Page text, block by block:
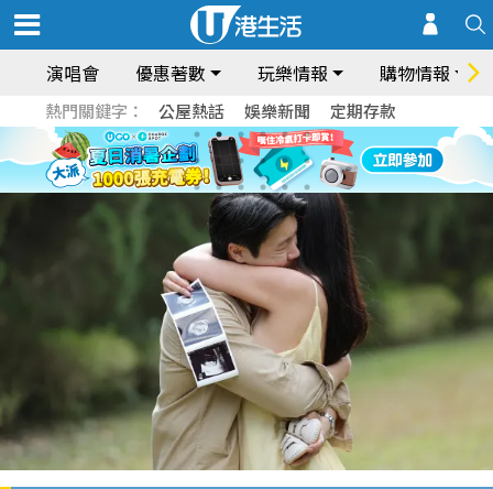
演唱會 優惠著數 玩樂情報 購物情報
熱門關鍵字： 公屋熱話 娛樂新聞 定期存款